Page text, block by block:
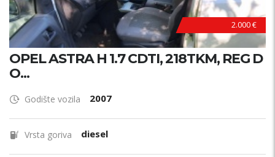
2.000 €
OPEL ASTRA H 1.7 CDTI, 218TKM, REG D
O...
Godište vozila 2007
Vrsta goriva diesel